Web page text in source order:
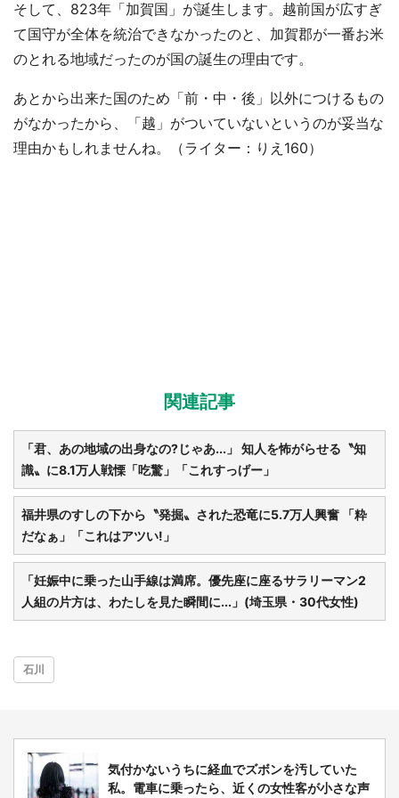
そして、823年「加賀国」が誕生します。越前国が広すぎ
て国守が全体を統治できなかったのと、加賀郡が一番お米
のとれる地域だったのが国の誕生の理由です。
あとから出来た国のため「前・中・後」以外につけるもの
がなかったから、「越」がついていないというのが妥当な
理由かもしれませんね。（ライター：りえ160）
関連記事
「君、あの地域の出身なの?じゃあ...」 知人を怖がらせる〝知
識〟に8.1万人戦慄「吃驚」「これすっげー」
福井県のすしの下から〝発掘〟された恐竜に5.7万人興奮 「粋
だなぁ」「これはアツい!」
「妊娠中に乗った山手線は満席。優先座に座るサラリーマン2
人組の片方は、わたしを見た瞬間に...」(埼玉県・30代女性)
石川
気付かないうちに経血でズボンを汚していた
私。電車に乗ったら、近くの女性客が小さな声